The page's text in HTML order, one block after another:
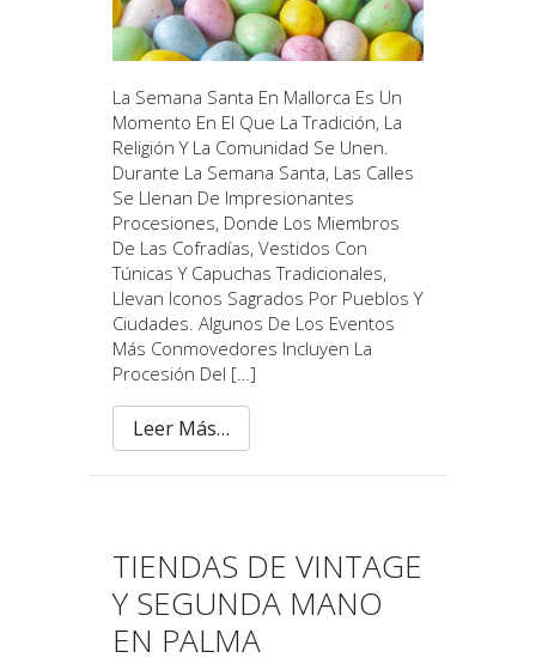
La Semana Santa En Mallorca Es Un
Momento En El Que La Tradición, La
Religión Y La Comunidad Se Unen.
Durante La Semana Santa, Las Calles
Se Llenan De Impresionantes
Procesiones, Donde Los Miembros
De Las Cofradías, Vestidos Con
Túnicas Y Capuchas Tradicionales,
Llevan Iconos Sagrados Por Pueblos Y
Ciudades. Algunos De Los Eventos
Más Conmovedores Incluyen La
Procesión Del […]
Leer Más…
TIENDAS DE VINTAGE
Y SEGUNDA MANO
EN PALMA